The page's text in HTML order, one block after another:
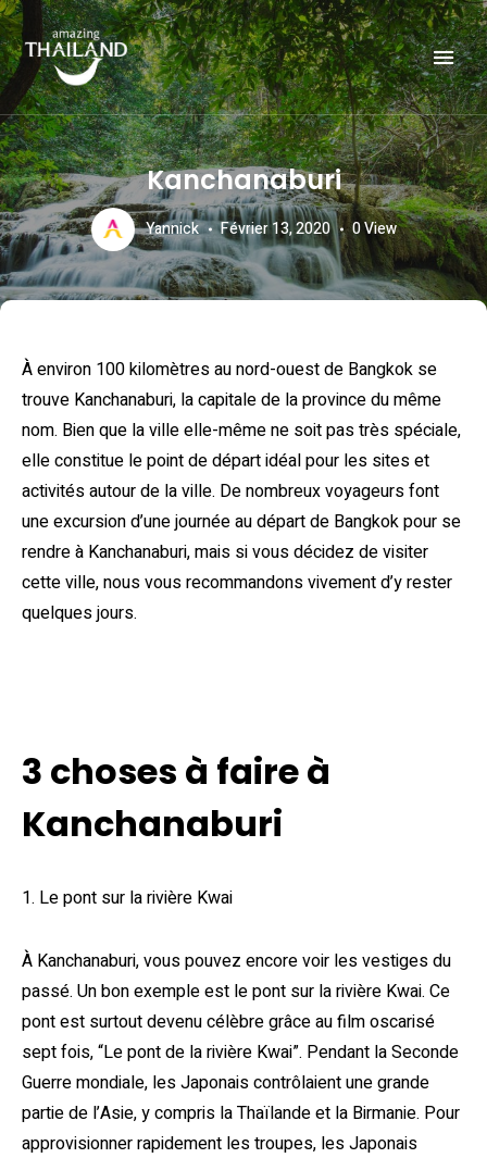
AMAZING THAILAND
Officiële website van de Toeristische Autoriteit van Thailand.
Kanchanaburi
Yannick Février 13, 2020 0View
À environ 100 kilomètres au nord-ouest de Bangkok se
trouve Kanchanaburi, la capitale de la province du même
nom. Bien que la ville elle-même ne soit pas très spéciale,
elle constitue le point de départ idéal pour les sites et
activités autour de la ville. De nombreux voyageurs font
une excursion d’une journée au départ de Bangkok pour se
rendre à Kanchanaburi, mais si vous décidez de visiter
cette ville, nous vous recommandons vivement d’y rester
quelques jours.
3 choses à faire à
Kanchanaburi
1. Le pont sur la rivière Kwai
À Kanchanaburi, vous pouvez encore voir les vestiges du
passé. Un bon exemple est le pont sur la rivière Kwai. Ce
pont est surtout devenu célèbre grâce au film oscarisé
sept fois, “Le pont de la rivière Kwai”. Pendant la Seconde
Guerre mondiale, les Japonais contrôlaient une grande
partie de l’Asie, y compris la Thaïlande et la Birmanie. Pour
approvisionner rapidement les troupes, les Japonais